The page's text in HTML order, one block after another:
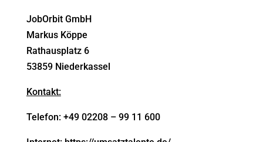
JobOrbit GmbH
Markus Köppe
Rathausplatz 6
53859 Niederkassel
Kontakt:
Telefon: +49 02208 – 99 11 600